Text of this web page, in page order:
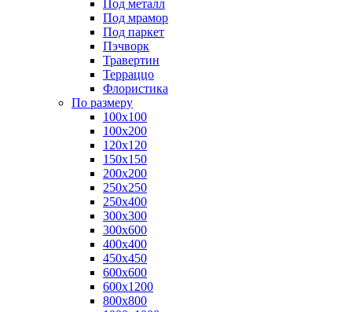
Под металл
Под мрамор
Под паркет
Пэчворк
Травертин
Терраццо
Флористика
По размеру
100х100
100х200
120х120
150х150
200х200
250х250
250х400
300х300
300х600
400х400
450х450
600х600
600х1200
800х800